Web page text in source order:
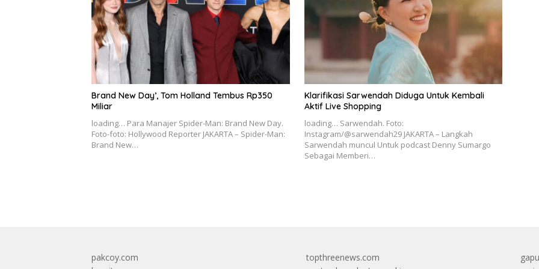
Brand New Day’, Tom Holland Tembus Rp350
Miliar
loading… Para Manajer Spider-Man: Brand New Day.
Foto-foto: Hollywood Reporter JAKARTA – Spider-Man:
Brand New…
Klarifikasi Sarwendah Diduga Untuk Kembali
Aktif Live Shopping
loading… Sarwendah. Foto:
Instagram/@sarwendah29 JAKARTA – Langkah
Sarwendah muncul Untuk podcast Denny Sumargo
Sebagai Memberi…
pakcoy.com
topthreenews.com